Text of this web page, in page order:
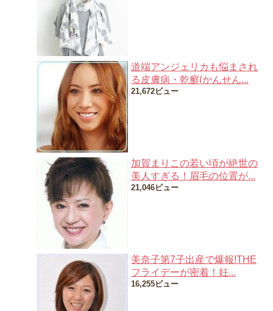
道端アンジェリカも悩まされ
る皮膚病・乾癬(かんせん...
21,672ビュー
加賀まりこの若い頃が絶世の
美人すぎる！眉毛の位置が...
21,046ビュー
美奈子第7子出産で爆報!THE
フライデーが密着！妊...
16,255ビュー